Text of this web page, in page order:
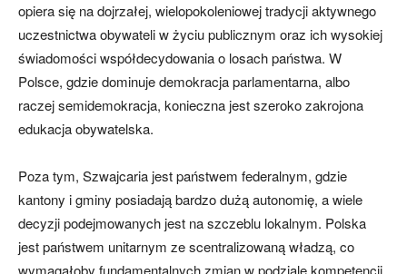
opiera się na dojrzałej, wielopokoleniowej tradycji aktywnego
uczestnictwa obywateli w życiu publicznym oraz ich wysokiej
świadomości współdecydowania o losach państwa. W
Polsce, gdzie dominuje demokracja parlamentarna, albo
raczej semidemokracja, konieczna jest szeroko zakrojona
edukacja obywatelska.
Poza tym, Szwajcaria jest państwem federalnym, gdzie
kantony i gminy posiadają bardzo dużą autonomię, a wiele
decyzji podejmowanych jest na szczeblu lokalnym. Polska
jest państwem unitarnym ze scentralizowaną władzą, co
wymagałoby fundamentalnych zmian w podziale kompetencji.